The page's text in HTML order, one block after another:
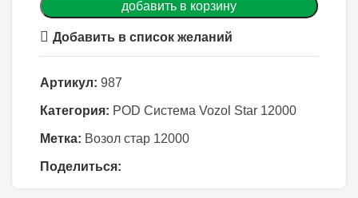
добавить в корзину
Добавить в список желаний
Артикул: 987
Категория: POD Система Vozol Star 12000
Метка: Возол стар 12000
Поделиться: